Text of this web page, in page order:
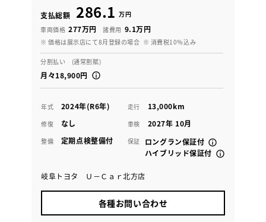
支払総額 286.1 万円
車両価格 277万円 諸費用 9.1万円
※ 価格は展示店にて8月登録の場合 ※ 消費税10％込み
分割払い (通常割賦)
月々18,900円
年式 2024年(R6年) 走行 13,000km
修復 なし 車検 2027年 10月
整備 定期点検整備付 保証
ロングラン保証付
ハイブリッド保証付
岐阜トヨタ Ｕ－Ｃａｒ北方店
各種お問い合わせ